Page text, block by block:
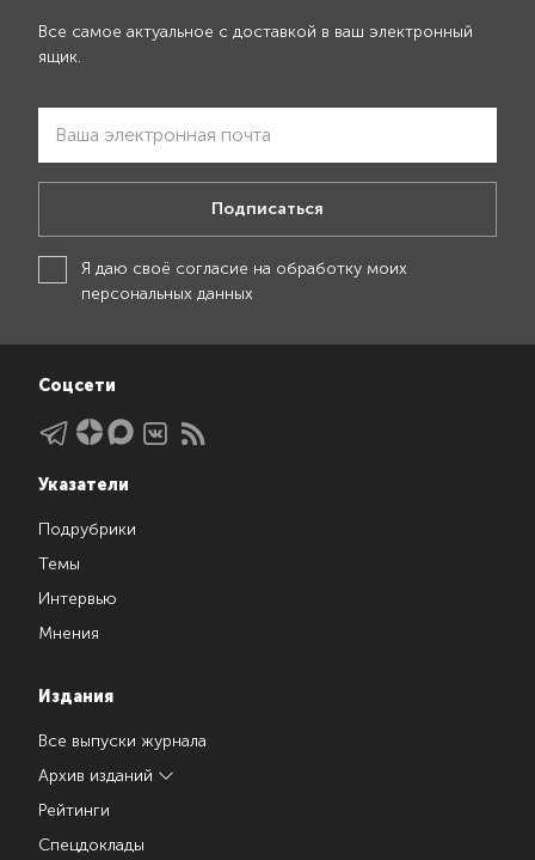
Все самое актуальное с доставкой в ваш электронный
ящик.
Подписаться
Я даю своё согласие на обработку моих
персональных данных
Соцсети
Указатели
Подрубрики
Темы
Интервью
Мнения
Издания
Все выпуски журнала
Архив изданий
Рейтинги
Спецдоклады